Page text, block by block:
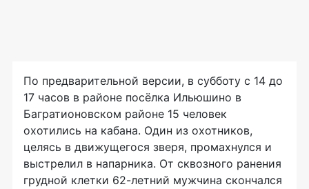
По предварительной версии, в субботу с 14 до
17 часов в районе посёлка Ильюшино в
Багратионовском районе 15 человек
охотились на кабана. Один из охотников,
целясь в движущегося зверя, промахнулся и
выстрелил в напарника. От сквозного ранения
грудной клетки 62-летний мужчина скончался